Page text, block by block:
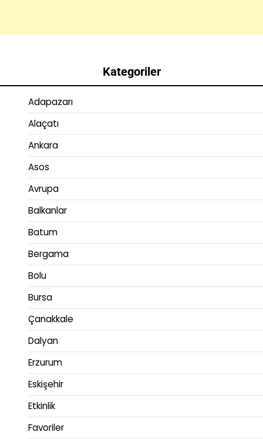
Kategoriler
Adapazarı
Alaçatı
Ankara
Asos
Avrupa
Balkanlar
Batum
Bergama
Bolu
Bursa
Çanakkale
Dalyan
Erzurum
Eskişehir
Etkinlik
Favoriler